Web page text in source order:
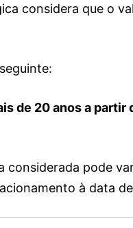
considera que o
de 20 anos a partir
pode
à data